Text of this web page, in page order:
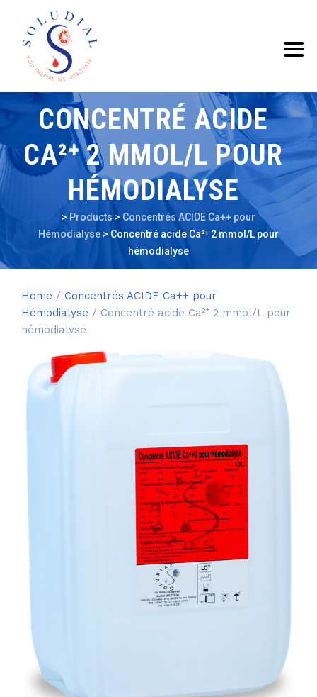
CONCENTRÉ ACIDE
CA²⁺ 2 MMOL/L POUR
HÉMODIALYSE
> Products > Concentrés ACIDE Ca++ pour
Hémodialyse > Concentré acide Ca²⁺ 2 mmol/L pour
hémodialyse
Home / Concentrés ACIDE Ca++ pour
Hémodialyse / Concentré acide Ca²⁺ 2 mmol/L pour
hémodialyse